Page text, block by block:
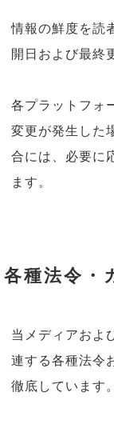
情報の鮮度を読
開日および最終
各プラットフォ
変更が発生した
合には、必要に
ます。
各種法令・
当メディアおよ
連する各種法令
徹底しています。